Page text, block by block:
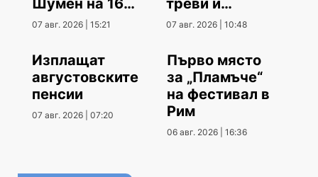
август
07 авг. 2026 | 15:21
храсти
07 авг. 2026 | 10:48
Изплащат
августовските
пенсии
07 авг. 2026 | 07:20
Първо място
за „Пламъче“
на фестивал в
Рим
06 авг. 2026 | 16:36